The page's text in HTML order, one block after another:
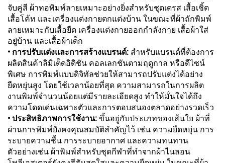
จับคู่สี ผ้าทอพิมพ์ลายเหมาะอย่างยิ่งสำหรับชุดเดรส เสื้อเชิ้ต
เสื้อโค้ท และเครื่องแต่งกายตกแต่งบ้าน ในขณะที่ผ้าถักพิมพ์
ลายเหมาะกับเสื้อยืด เครื่องแต่งกายออกกำลังกาย เสื้อผ้าใส่
อยู่บ้าน และเสื้อผ้าเด็ก
• การปรับแต่งและการสร้างแบรนด์: สำหรับแบรนด์ที่ต้องการ
ผลิตสินค้าลิมิเต็ดอิดิชัน คอลเลกชันตามฤดูกาล หรือดีไซน์
พิเศษ การพิมพ์แบบดิจิทัลช่วยให้สามารถปรับแต่งได้อย่าง
ยืดหยุ่นสูง โดยใช้เวลาน้อยที่สุด ความสามารถในการผลิต
งานพิมพ์จำนวนน้อยแต่มีรายละเอียดสูง ทำให้มั่นใจได้ถึง
ความโดดเด่นเฉพาะตัวและการตอบสนองตลาดอย่างรวดเร็ว
• ประสิทธิภาพการใช้งาน: ขึ้นอยู่กับประเภทของเส้นใย ผ้าที่
ผ่านการพิมพ์ยังคงคุณสมบัติสำคัญไว้ เช่น ความยืดหยุ่น การ
ระบายความชื้น การระบายอากาศ และความทนทาน
ตัวอย่างเช่น ผ้าพิมพ์สำหรับชุดกีฬาที่ทำจากผ้าไนลอน